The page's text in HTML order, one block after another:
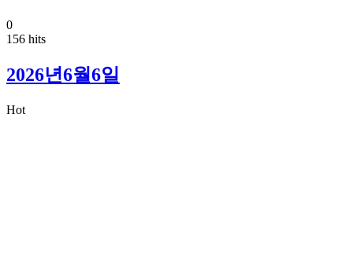
0
156 hits
2026년6월6일
Hot